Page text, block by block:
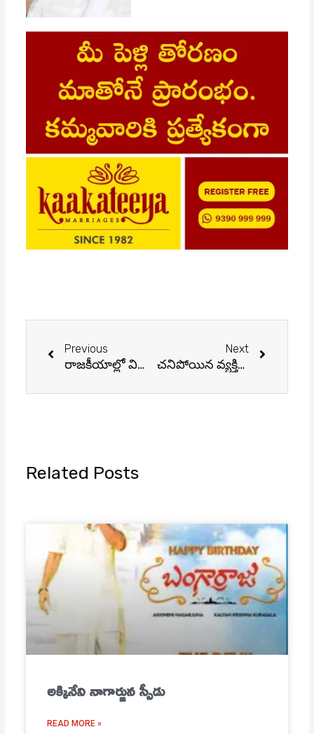
Prev
Previous
రాజకీయాల్లో విలువకు పట్టం కట్టిన నేత చేకూరి కాశయ్య
Next
చనిపోయిన వ్యక్తిలో కరోనా వైరస్ సజీవంగా ఉంటుందా?
Next
Related Posts
అక్కినేని నాగార్జున స్పీడు
READ MORE »